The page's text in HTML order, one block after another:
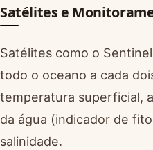
Satélites e
Satélites como o
todo o oceano a cada
temperatura superficial,
da água (indicador de
salinidade.